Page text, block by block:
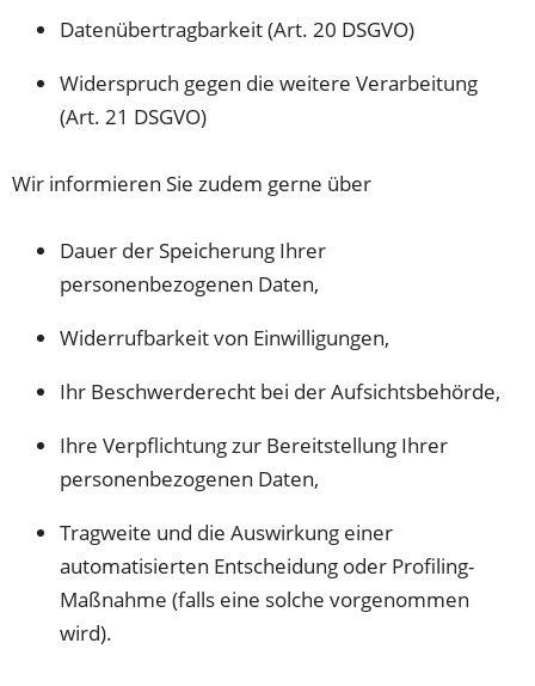
Datenübertragbarkeit (Art. 20 DSGVO)
Widerspruch gegen die weitere Verarbeitung
(Art. 21 DSGVO)
Wir informieren Sie zudem gerne über
Dauer der Speicherung Ihrer
personenbezogenen Daten,
Widerrufbarkeit von Einwilligungen,
Ihr Beschwerderecht bei der Aufsichtsbehörde,
Ihre Verpflichtung zur Bereitstellung Ihrer
personenbezogenen Daten,
Tragweite und die Auswirkung einer
automatisierten Entscheidung oder Profiling-
Maßnahme (falls eine solche vorgenommen
wird).